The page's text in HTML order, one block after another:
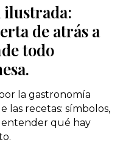
ilustrada:
de atrás a
todo
la gastronomía
las recetas: símbolos,
qué hay